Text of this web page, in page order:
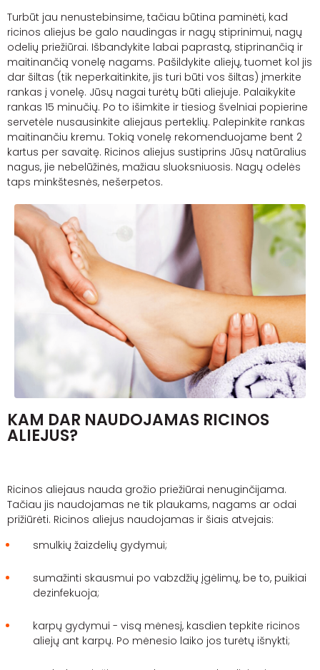
Turbūt jau nenustebinsime, tačiau būtina paminėti, kad
ricinos aliejus be galo naudingas ir nagų stiprinimui, nagų
odelių priežiūrai. Išbandykite labai paprastą, stiprinančią ir
maitinančią vonelę nagams. Pašildykite aliejų, tuomet kol jis
dar šiltas (tik neperkaitinkite, jis turi būti vos šiltas) įmerkite
rankas į vonelę. Jūsų nagai turėtų būti aliejuje. Palaikykite
rankas 15 minučių. Po to išimkite ir tiesiog švelniai popierine
servetėle nusausinkite aliejaus perteklių. Palepinkite rankas
maitinančiu kremu. Tokią vonelę rekomenduojame bent 2
kartus per savaitę. Ricinos aliejus sustiprins Jūsų natūralius
nagus, jie nebelūžinės, mažiau sluoksniuosis. Nagų odelės
taps minkštesnės, nešerpetos.
KAM DAR NAUDOJAMAS RICINOS
ALIEJUS?
Ricinos aliejaus nauda grožio priežiūrai nenuginčijama.
Tačiau jis naudojamas ne tik plaukams, nagams ar odai
prižiūrėti. Ricinos aliejus naudojamas ir šiais atvejais:
smulkių žaizdelių gydymui;
sumažinti skausmui po vabzdžių įgėlimų, be to, puikiai
dezinfekuoja;
karpų gydymui - visą mėnesį, kasdien tepkite ricinos
aliejų ant karpų. Po mėnesio laiko jos turėtų išnykti;